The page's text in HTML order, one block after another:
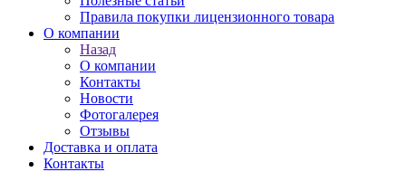
Правила покупки лицензионного товара
О компании
Назад
О компании
Контакты
Новости
Фотогалерея
Отзывы
Доставка и оплата
Контакты